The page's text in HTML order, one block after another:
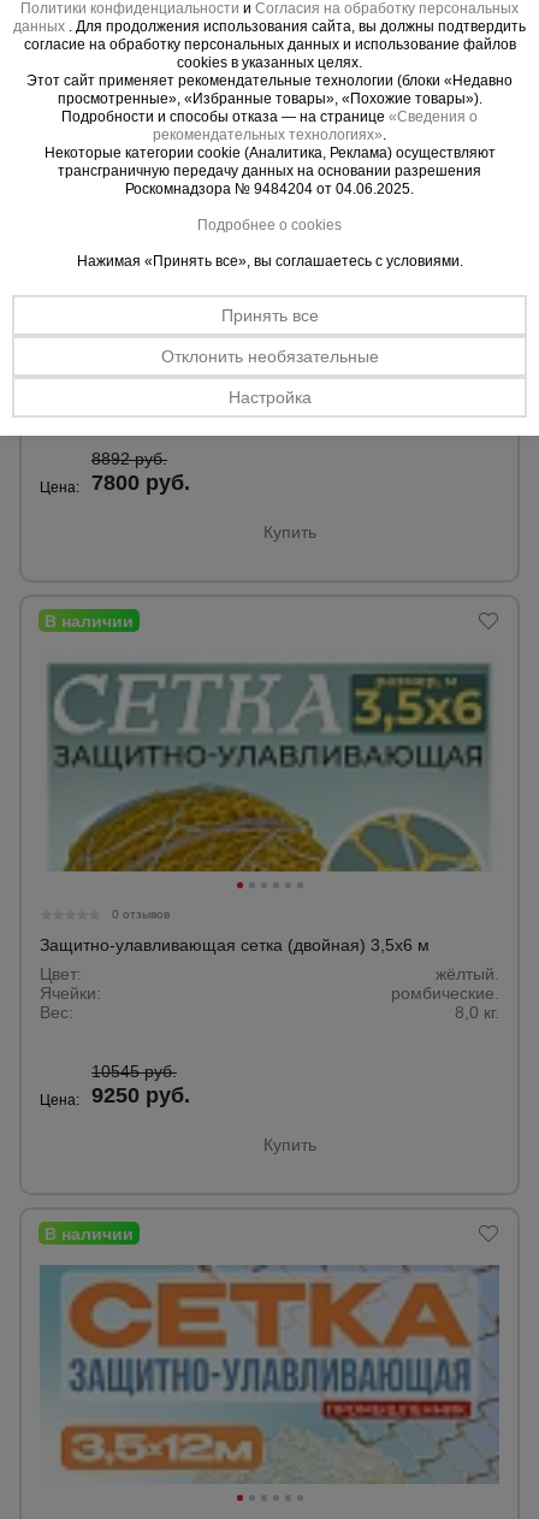
0 отзывов
Защитно-улавливающая сетка (ЗУС) Промышленник
комплект кронштейн и 2 опоры с креплением
Материал:
сталь.
Цена:
8892 руб.
7800 руб.
Купить
0 отзывов
Защитно-улавливающая сетка (двойная) 3,5х6 м
Цвет:
жёлтый.
Ячейки:
ромбические.
Вес:
8,0 кг.
Цена:
10545 руб.
9250 руб.
Купить
Политики конфиденциальности и Согласия на обработку персональных
данных
. Для продолжения использования сайта, вы должны подтвердить
согласие на обработку персональных данных и использование файлов
cookies в указанных целях.
Этот сайт применяет рекомендательные технологии (блоки «Недавно
просмотренные», «Избранные товары», «Похожие товары»).
Подробности и способы отказа — на странице «Сведения о
рекомендательных технологиях»
Некоторые категории cookie (Аналитика, Реклама) осуществляют
трансграничную передачу данных на основании разрешения
Роскомнадзора № 9484204 от 04.06.2025.
Подробнее о cookies
Нажимая «Принять все», вы соглашаетесь с условиями.
Принять все
Отклонить необязательные
Настройка